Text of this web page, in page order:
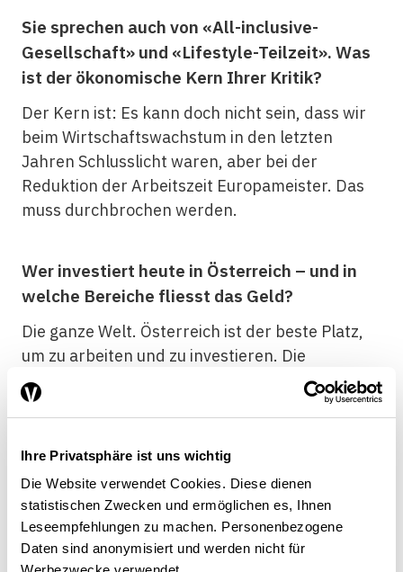
Ihre Privatsphäre ist uns wichtig
Die Website verwendet Cookies. Diese dienen
statistischen Zwecken und ermöglichen es, Ihnen
Leseempfehlungen zu machen. Personenbezogene
Daten sind anonymisiert und werden nicht für
Sie sprechen auch von «All-inclusive-
Gesellschaft» und «Lifestyle-Teilzeit». Was
ist der ökonomische Kern Ihrer Kritik?
Der Kern ist: Es kann doch nicht sein, dass wir
beim Wirtschaftswachstum in den letzten
Jahren Schlusslicht waren, aber bei der
Reduktion der Arbeitszeit Europameister. Das
muss durchbrochen werden.
Wer investiert heute in Österreich – und in
welche Bereiche fliesst das Geld?
Die ganze Welt. Österreich ist der beste Platz,
um zu arbeiten und zu investieren. Die
Premiumpartner der Republik Österreich sind
Deutschland, die USA, Italien und die Schweiz.
Milliarden Euro ein starker Direktinvestor ist –
insbesondere im Pharmabereich.
Kommen wir zur Handelsnation Österreich.
Österreich exportiert Waren und